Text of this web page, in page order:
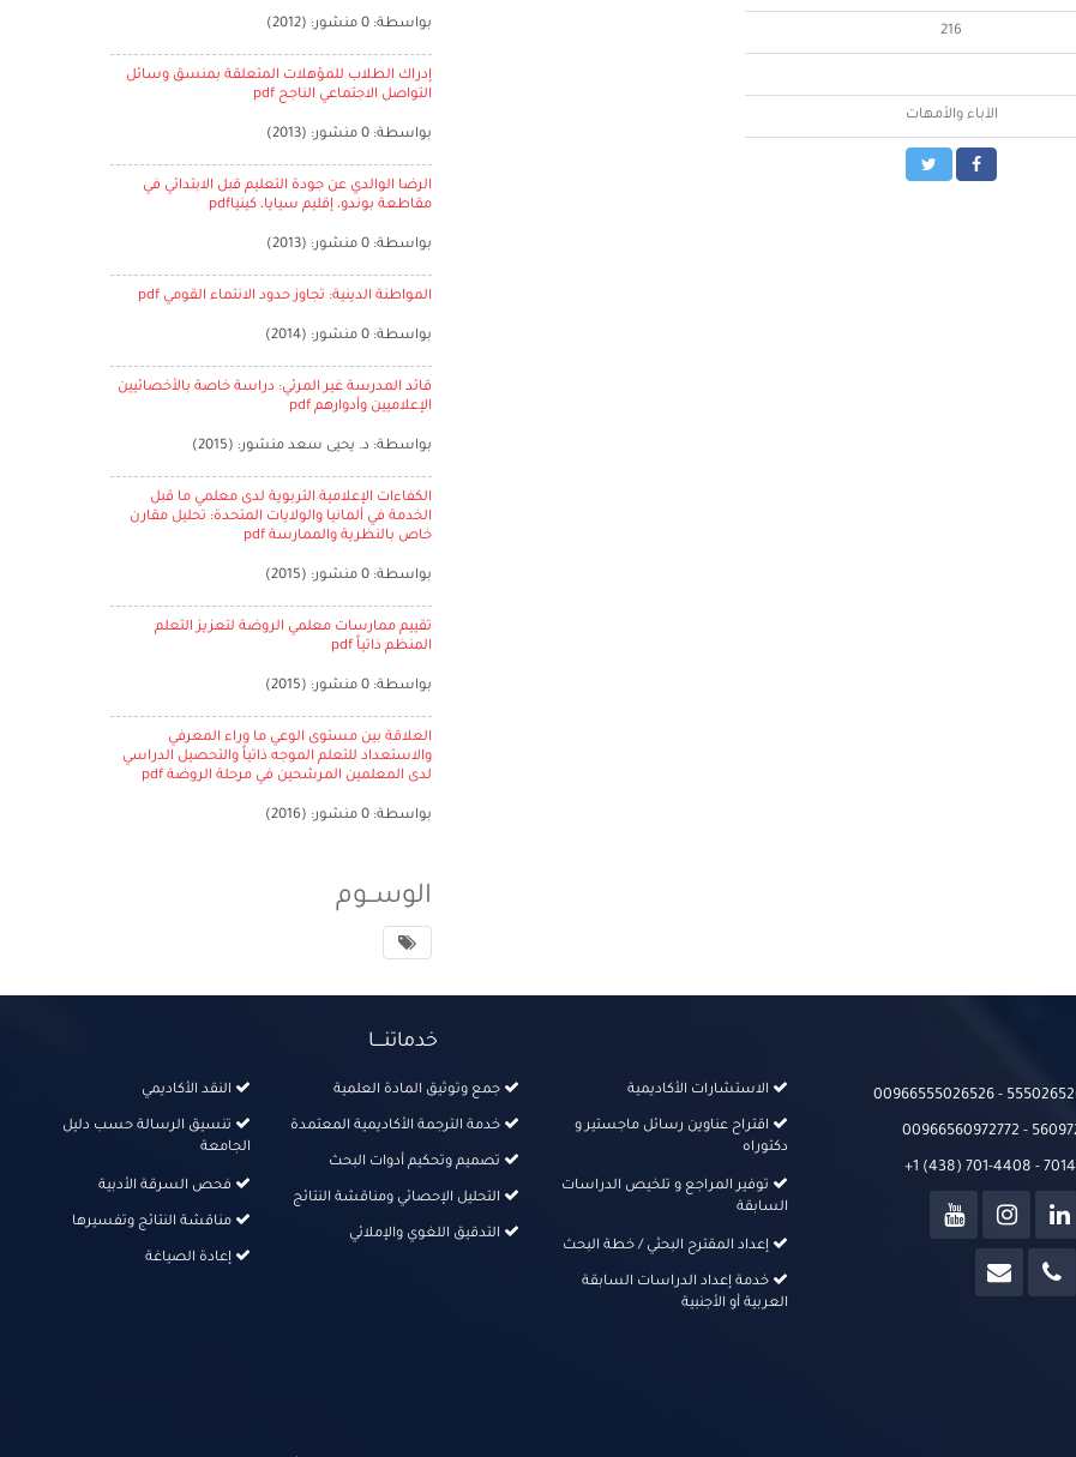
216
الآباء والأمهات
بواسطة: 0 منشور: (2012)
إدراك الطلاب للمؤهلات المتعلقة بمنسق وسائل
التواصل الاجتماعي الناجح pdf
بواسطة: 0 منشور: (2013)
الرضا الوالدي عن جودة التعليم قبل الابتدائي في
مقاطعة بوندو، إقليم سيايا، كينياpdf
بواسطة: 0 منشور: (2013)
المواطنة الدينية: تجاوز حدود الانتماء القومي pdf
بواسطة: 0 منشور: (2014)
قائد المدرسة غير المرئي: دراسة خاصة بالأخصائيين
الإعلاميين وأدوارهم pdf
بواسطة: د. يحيى سعد منشور: (2015)
الكفاءات الإعلامية التربوية لدى معلمي ما قبل
الخدمة في ألمانيا والولايات المتحدة: تحليل مقارن
خاص بالنظرية والممارسة pdf
بواسطة: 0 منشور: (2015)
تقييم ممارسات معلمي الروضة لتعزيز التعلم
المنظم ذاتياً pdf
بواسطة: 0 منشور: (2015)
العلاقة بين مستوى الوعي ما وراء المعرفي
والاستعداد للتعلم الموجه ذاتياً والتحصيل الدراسي
لدى المعلمين المرشحين في مرحلة الروضة pdf
بواسطة: 0 منشور: (2016)
الوســوم
00966555026526‬‬ -
00966560972772 -
+1 (438) 701-4408 -
خدماتنــــا
الاستشارات الأكاديمية
اقتراح عناوين رسائل ماجستير و
دكتوراه
توفير المراجع و تلخيص الدراسات
السابقة
إعداد المقترح البحثي / خطة البحث
خدمة إعداد الدراسات السابقة
العربية أو الأجنبية
جمع وتوثيق المادة العلمية
خدمة الترجمة الأكاديمية المعتمدة
تصميم وتحكيم أدوات البحث
التحليل الإحصائي ومناقشة النتائج
التدقيق اللغوي والإملائي
النقد الأكاديمي
تنسيق الرسالة حسب دليل
الجامعة
فحص السرقة الأدبية
مناقشة النتائج وتفسيرها
إعادة الصياغة